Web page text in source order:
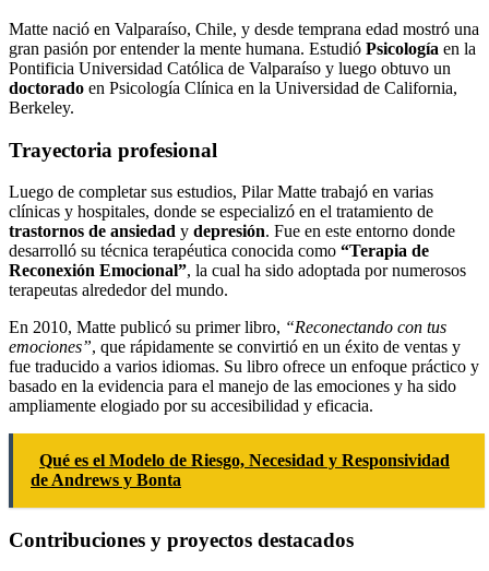
Matte nació en Valparaíso, Chile, y desde temprana edad mostró una
gran pasión por entender la mente humana. Estudió Psicología en la
Pontificia Universidad Católica de Valparaíso y luego obtuvo un
doctorado en Psicología Clínica en la Universidad de California,
Berkeley.
Trayectoria profesional
Luego de completar sus estudios, Pilar Matte trabajó en varias
clínicas y hospitales, donde se especializó en el tratamiento de
trastornos de ansiedad y depresión. Fue en este entorno donde
desarrolló su técnica terapéutica conocida como “Terapia de
Reconexión Emocional”, la cual ha sido adoptada por numerosos
terapeutas alrededor del mundo.
En 2010, Matte publicó su primer libro, “Reconectando con tus
emociones”, que rápidamente se convirtió en un éxito de ventas y
fue traducido a varios idiomas. Su libro ofrece un enfoque práctico y
basado en la evidencia para el manejo de las emociones y ha sido
ampliamente elogiado por su accesibilidad y eficacia.
Qué es el Modelo de Riesgo, Necesidad y Responsividad
de Andrews y Bonta
Contribuciones y proyectos destacados